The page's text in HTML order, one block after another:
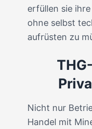
erfüllen sie
ohne selbst
aufrüsten zu
Nicht nur
Handel mit